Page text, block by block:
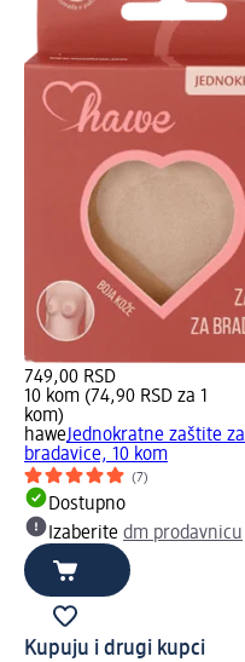
749,00 RSD
10 kom (74,90 RSD za 1
kom)
haweJednokratne zaštite za
bradavice, 10 kom
(7)
Dostupno
Izaberite dm prodavnicu
Kupuju i drugi kupci